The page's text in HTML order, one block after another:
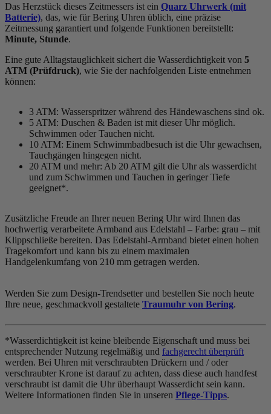
Das Herzstück dieses Zeitmessers ist ein Quarz Uhrwerk (mit
Batterie), das, wie für Bering Uhren üblich, eine präzise
Zeitmessung garantiert und folgende Funktionen bereitstellt:
Minute, Stunde.
Eine gute Alltagstauglichkeit sichert die Wasserdichtigkeit von 5
ATM (Prüfdruck), wie Sie der nachfolgenden Liste entnehmen
können:
3 ATM: Wasserspritzer während des Händewaschens sind ok.
5 ATM: Duschen & Baden ist mit dieser Uhr möglich.
Schwimmen oder Tauchen nicht.
10 ATM: Einem Schwimmbadbesuch ist die Uhr gewachsen,
Tauchgängen hingegen nicht.
20 ATM und mehr: Ab 20 ATM gilt die Uhr als wasserdicht
und zum Schwimmen und Tauchen in geringer Tiefe
geeignet*.
Zusätzliche Freude an Ihrer neuen Bering Uhr wird Ihnen das
hochwertig verarbeitete Armband aus Edelstahl – Farbe: grau – mit
Klippschließe bereiten. Das Edelstahl-Armband bietet einen hohen
Tragekomfort und kann bis zu einem maximalen
Handgelenkumfang von 210 mm getragen werden.
Werden Sie zum Design-Trendsetter und bestellen Sie noch heute
Ihre neue, geschmackvoll gestaltete Traumuhr von Bering.
*Wasserdichtigkeit ist keine bleibende Eigenschaft und muss bei
entsprechender Nutzung regelmäßig und fachgerecht überprüft
werden. Bei Uhren mit verschraubten Drückern und / oder
verschraubter Krone ist darauf zu achten, dass diese auch handfest
verschraubt ist damit die Uhr überhaupt Wasserdicht sein kann.
Weitere Informationen finden Sie in unseren Pflege-Tipps.